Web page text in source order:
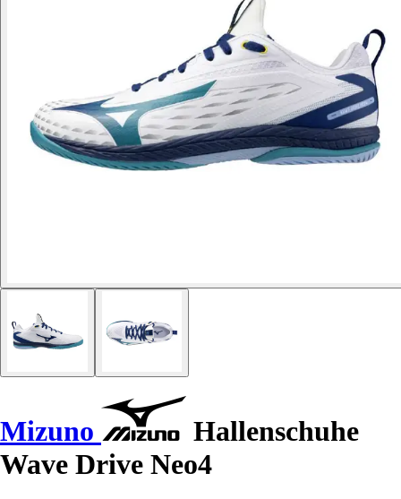
Mizuno
Hallenschuhe
Wave Drive Neo4